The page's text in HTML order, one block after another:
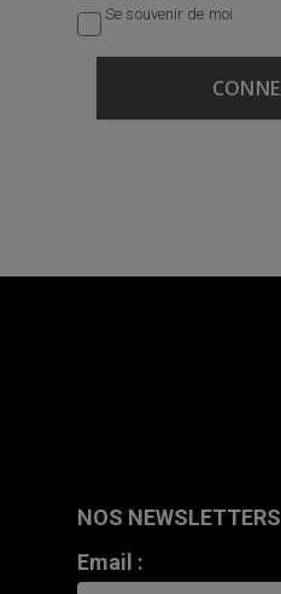
Se souvenir de moi
NOS NEWSLETTERS
Email :